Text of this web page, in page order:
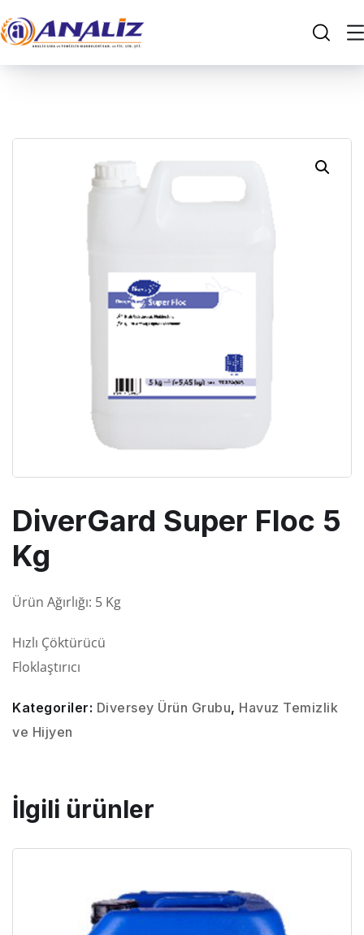
DiverGard Super Floc 5
Kg
Ürün Ağırlığı: 5 Kg
Hızlı Çöktürücü
Floklaştırıcı
Kategoriler: Diversey Ürün Grubu, Havuz Temizlik
ve Hijyen
İlgili ürünler